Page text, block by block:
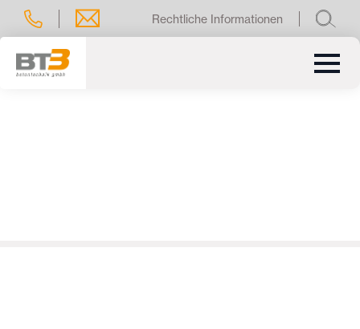
Rechtliche Informationen